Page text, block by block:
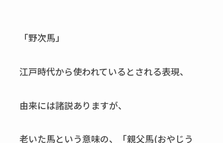
「野次馬」
江戸時代から使われているとされる表現、
由来には諸説ありますが、
老いた馬という意味の、「親父馬(おやじう